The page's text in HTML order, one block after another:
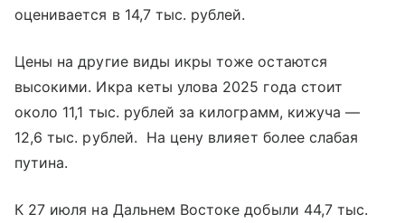
оценивается в 14,7 тыс. рублей.
Цены на другие виды икры тоже остаются
высокими. Икра кеты улова 2025 года стоит
около 11,1 тыс. рублей за килограмм, кижуча —
12,6 тыс. рублей. На цену влияет более слабая
путина.
К 27 июля на Дальнем Востоке добыли 44,7 тыс.